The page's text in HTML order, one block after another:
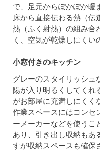
で、足元からぽかぽか暖
床から直接伝わる熱（伝
熱（ふく射熱）の組み合
く、空気が乾燥しにくい
小窓付きのキッチン
グレーのスタイリッシュ
陽が入り明るくしてくれ
がお部屋に充満しにくく
作業スペースにはコンセ
ーメーカーなどを使うこ
あり、引き出し収納もあ
すが収納スペースも確保